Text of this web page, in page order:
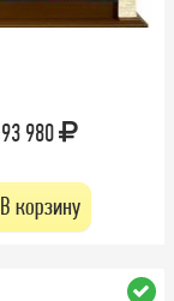
93 980
В корзину